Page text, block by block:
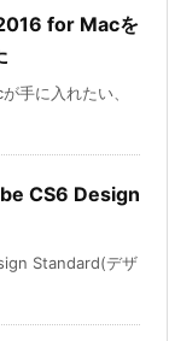
for Macを
手に入れたい、
CS6 Design
Standard(デザ